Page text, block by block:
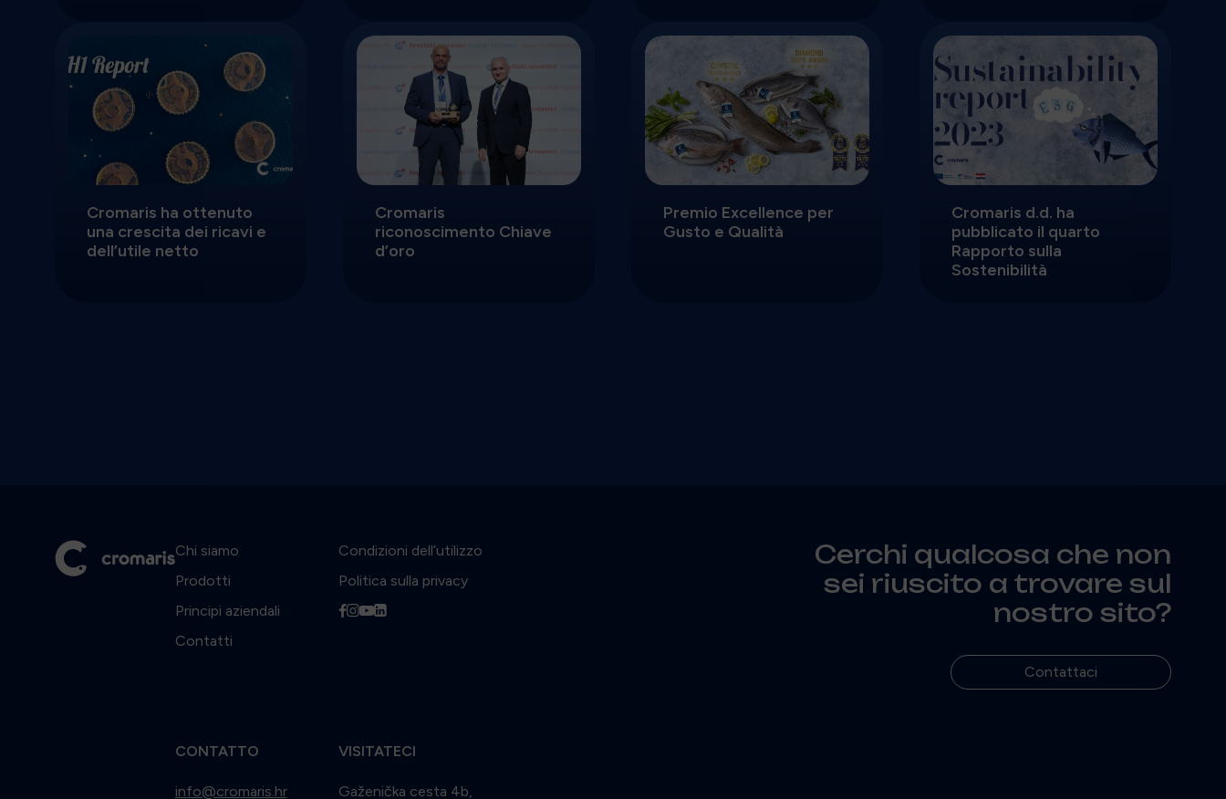
Cromaris ha ottenuto
una crescita dei ricavi e
dell’utile netto
Cromaris
riconoscimento Chiave
d’oro
Premio Excellence per
Gusto e Qualità
Cromaris d.d. ha
pubblicato il quarto
Rapporto sulla
Sostenibilità
Chi siamo
Prodotti
Principi aziendali
Contatti
Condizioni dell’utilizzo
Politica sulla privacy
fiyl
CONTATTO
info@cromaris.hr
VISITATECI
Gaženička cesta 4b,
Cerchi qualcosa che non
sei riuscito a trovare sul
nostro sito?
Contattaci